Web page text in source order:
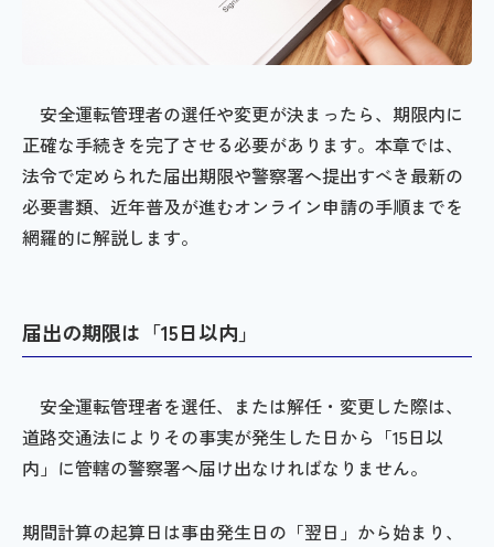
安全運転管理者の選任や変更が決まったら、期限内に
正確な手続きを完了させる必要があります。本章では、
法令で定められた届出期限や警察署へ提出すべき最新の
必要書類、近年普及が進むオンライン申請の手順までを
網羅的に解説します。
届出の期限は「15日以内」
安全運転管理者を選任、または解任・変更した際は、
道路交通法によりその事実が発生した日から「15日以
内」に管轄の警察署へ届け出なければなりません。
期間計算の起算日は事由発生日の「翌日」から始まり、